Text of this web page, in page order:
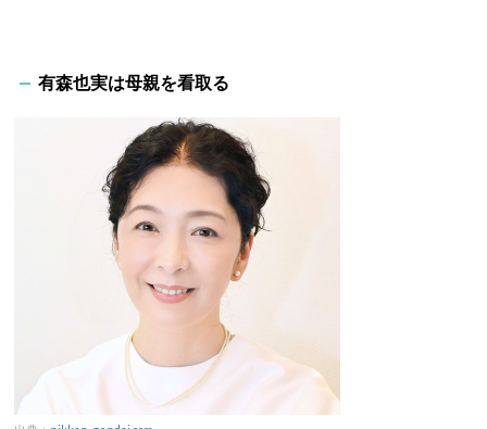
有森也実は母親を看取る